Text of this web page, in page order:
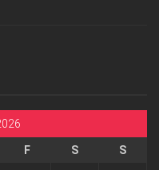
F S
S